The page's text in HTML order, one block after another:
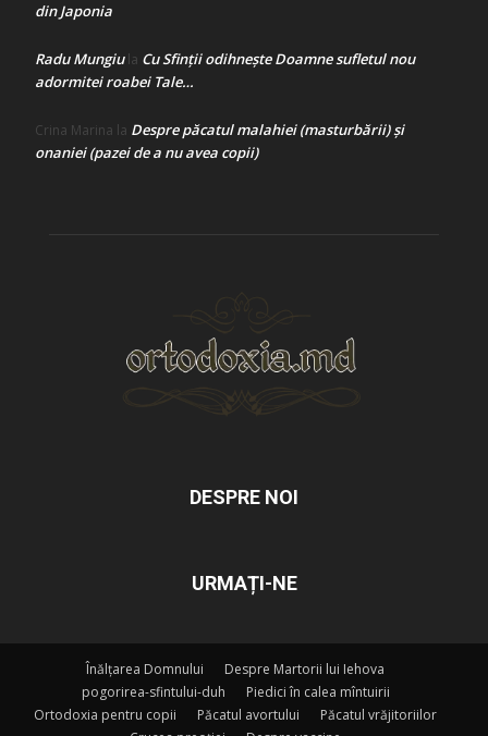
din Japonia
Radu Mungiula Cu Sfinții odihnește Doamne sufletul nou
adormitei roabei Tale…
Crina Marina la Despre păcatul malahiei (masturbării) şi
onaniei (pazei de a nu avea copii)
DESPRE NOI
URMAȚI-NE
Înălțarea Domnului
Despre Martorii lui Iehova
pogorirea-sfintului-duh
Piedici în calea mîntuirii
Ortodoxia pentru copii
Păcatul avortului
Păcatul vrăjitoriilor